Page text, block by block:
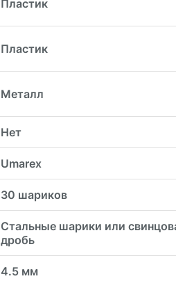
Пластик
Пластик
Металл
Нет
Umarex
30 шариков
Стальные шарики или
дробь
4.5 мм